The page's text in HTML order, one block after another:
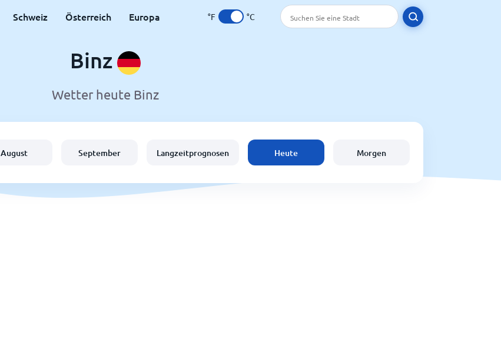
Schweiz Österreich Europa °F °C
Binz
Wetter heute Binz
August September Langzeitprognosen Heute Morgen